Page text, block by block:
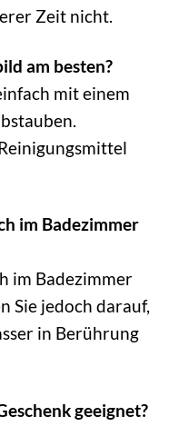
Zeit nicht.
am besten?
mit einem
im Badezimmer
im Badezimmer
Sie jedoch darauf,
in Berührung
geeignet?